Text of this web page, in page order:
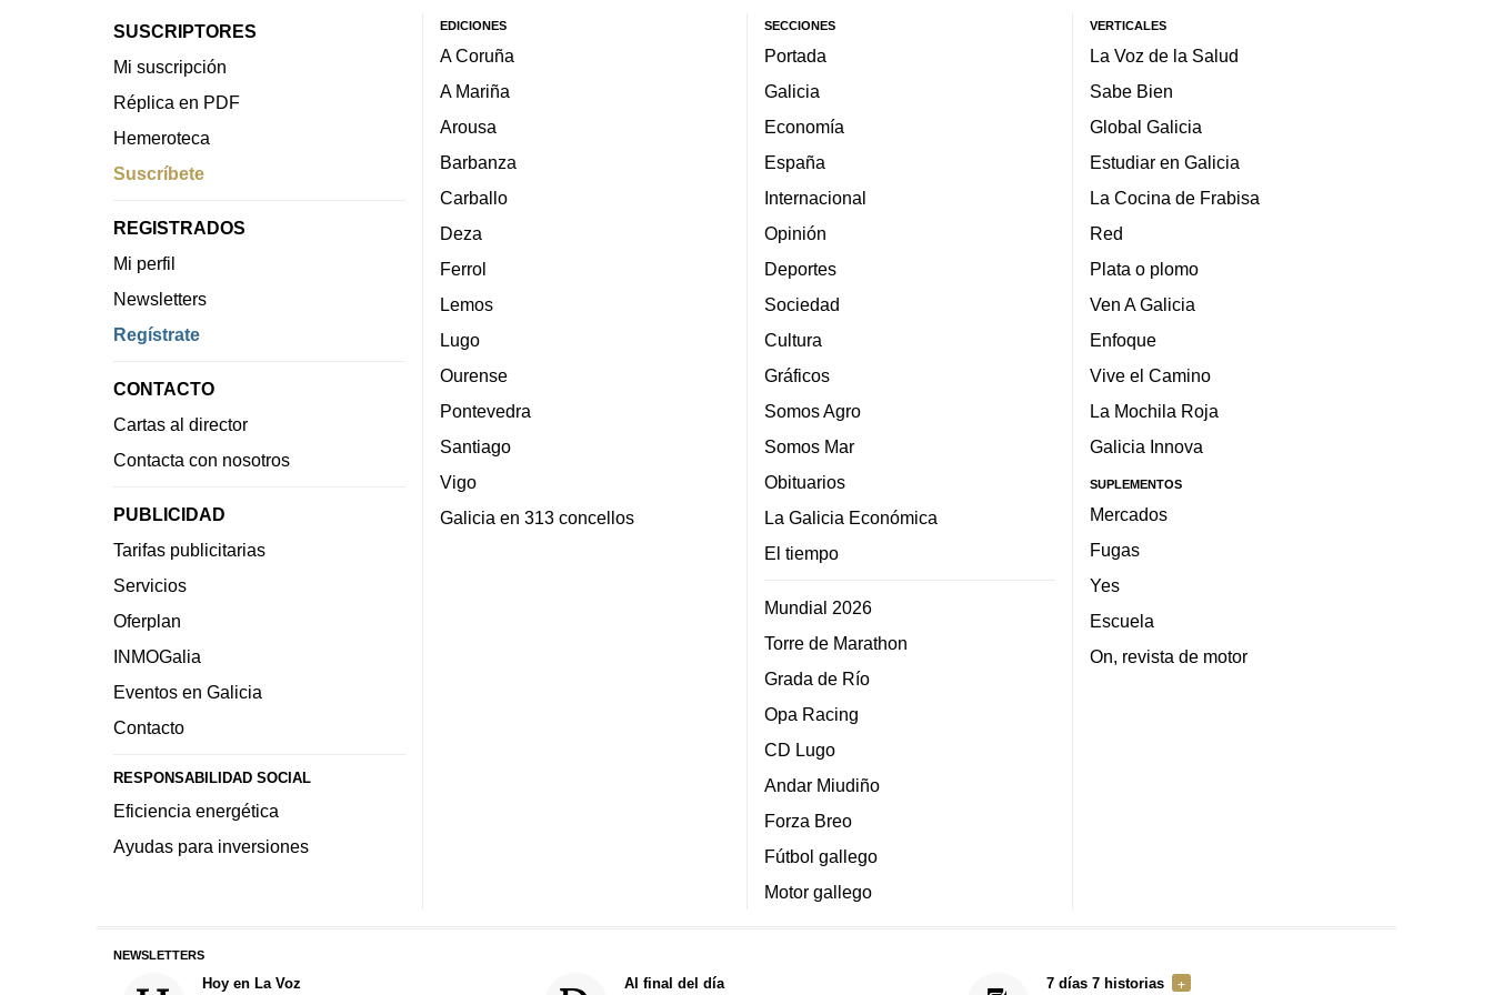
SUSCRIPTORES
Mi suscripción
Réplica en PDF
Hemeroteca
Suscríbete
REGISTRADOS
Mi perfil
Newsletters
Regístrate
CONTACTO
Cartas al director
Contacta con nosotros
PUBLICIDAD
Tarifas publicitarias
Servicios
Oferplan
INMOGalia
Eventos en Galicia
Contacto
RESPONSABILIDAD SOCIAL
Eficiencia energética
Ayudas para inversiones
EDICIONES
A Coruña
A Mariña
Arousa
Barbanza
Carballo
Deza
Ferrol
Lemos
Lugo
Ourense
Pontevedra
Santiago
Vigo
Galicia en 313 concellos
SECCIONES
Portada
Galicia
Economía
España
Internacional
Opinión
Deportes
Sociedad
Cultura
Gráficos
Somos Agro
Somos Mar
Obituarios
La Galicia Económica
El tiempo
Mundial 2026
Torre de Marathon
Grada de Río
Opa Racing
CD Lugo
Andar Miudiño
Forza Breo
Fútbol gallego
Motor gallego
VERTICALES
La Voz de la Salud
Sabe Bien
Global Galicia
Estudiar en Galicia
La Cocina de Frabisa
Red
Plata o plomo
Ven A Galicia
Enfoque
Vive el Camino
La Mochila Roja
Galicia Innova
SUPLEMENTOS
Mercados
Fugas
Yes
Escuela
On, revista de motor
NEWSLETTERS
Hoy en La Voz Al final del día 7 días 7 historias